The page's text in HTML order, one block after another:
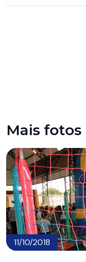
Mais fotos
11/10/2018